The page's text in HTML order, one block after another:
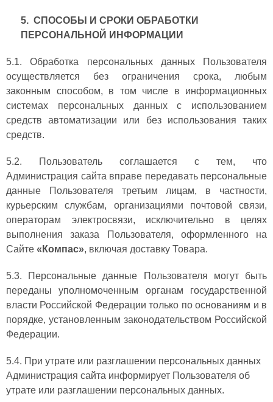
5. СПОСОБЫ И СРОКИ ОБРАБОТКИ
ПЕРСОНАЛЬНОЙ ИНФОРМАЦИИ
5.1. Обработка персональных данных Пользователя
осуществляется без ограничения срока, любым
законным способом, в том числе в информационных
системах персональных данных с использованием
средств автоматизации или без использования таких
средств.
5.2. Пользователь соглашается с тем, что
Администрация сайта вправе передавать персональные
данные Пользователя третьим лицам, в частности,
курьерским службам, организациями почтовой связи,
операторам электросвязи, исключительно в целях
выполнения заказа Пользователя, оформленного на
Сайте «Компас», включая доставку Товара.
5.3. Персональные данные Пользователя могут быть
переданы уполномоченным органам государственной
власти Российской Федерации только по основаниям и в
порядке, установленным законодательством Российской
Федерации.
5.4. При утрате или разглашении персональных данных
Администрация сайта информирует Пользователя об
утрате или разглашении персональных данных.